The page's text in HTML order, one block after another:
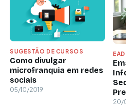
SUGESTÃO DE CURSOS
Como divulgar
microfranquia em redes
sociais
05/10/2019
EAD
20/